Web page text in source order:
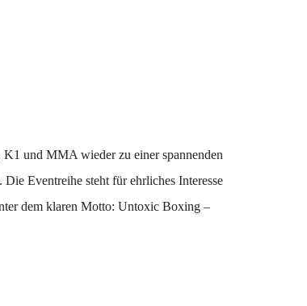
und MMA wieder zu einer spannenden
Eventreihe steht für ehrliches Interesse
dem klaren Motto: Untoxic Boxing –